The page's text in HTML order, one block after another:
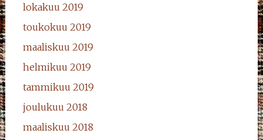
lokakuu 2019
toukokuu 2019
maaliskuu 2019
helmikuu 2019
tammikuu 2019
joulukuu 2018
maaliskuu 2018